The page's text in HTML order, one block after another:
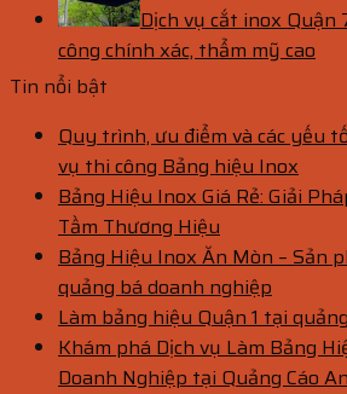
Dịch vụ cắt inox Quận
công chính xác, thẩm mỹ cao
Tin nổi bật
Quy trình, ưu điểm và các yếu
vụ thi công Bảng hiệu Inox
Bảng Hiệu Inox Giá Rẻ: Giải
Tầm Thương Hiệu
Bảng Hiệu Inox Ăn Mòn – Sản
quảng bá doanh nghiệp
Làm bảng hiệu Quận 1 tại
Khám phá Dịch vụ Làm Bảng
Doanh Nghiệp tại Quảng Cáo